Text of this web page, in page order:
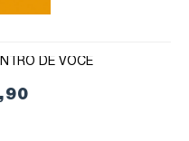
DE VOCÊ